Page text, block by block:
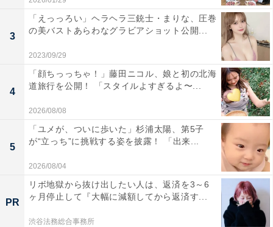
3
「えっっろい」ヘラヘラ三銃士・まりな、圧巻
の美バストあらわなグラビアショット公開...
2023/09/29
4
「顔ちっっちゃ！」藤田ニコル、娘と初の北海
道旅行を公開！ 「スタイルよすぎるよ〜...
2026/08/08
5
「ユメが、ついに歩いた」杉浦太陽、第5子
が“立っち”に挑戦する姿を披露！ 「出来...
2026/08/04
PR
リボ地獄から抜け出したい人は、返済を3～6
ヶ月停止して『大幅に減額してから返済す...
渋谷法務総合事務所